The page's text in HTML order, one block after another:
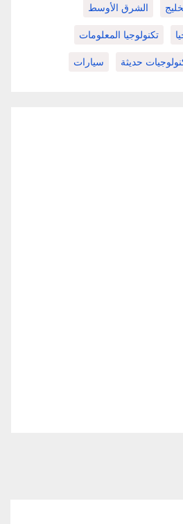
الشرق الأوسط
تكنولوجيا المعلومات
حديثة سيارات